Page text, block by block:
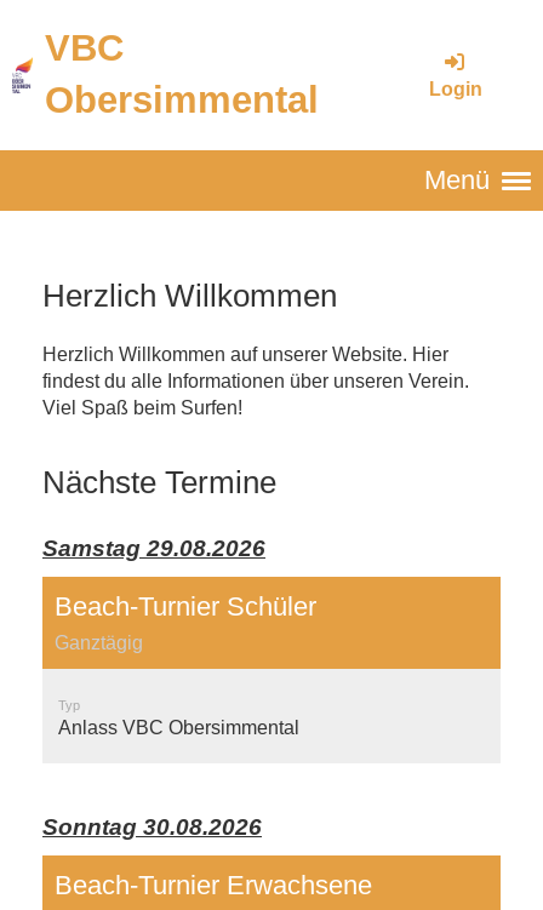
VBC
Obersimmental
Login
Menü
Herzlich Willkommen
Herzlich Willkommen auf unserer Website. Hier
findest du alle Informationen über unseren Verein.
Viel Spaß beim Surfen!
Nächste Termine
Samstag 29.08.2026
Beach-Turnier Schüler
Ganztägig
Typ
Anlass VBC Obersimmental
Sonntag 30.08.2026
Beach-Turnier Erwachsene